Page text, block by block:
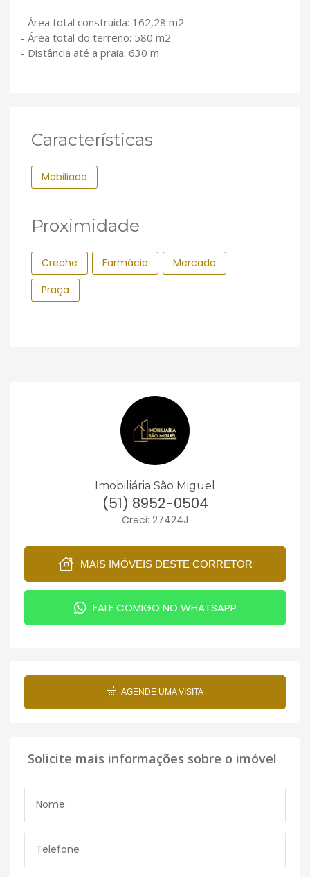
- Área total construída: 162,28 m2
- Área total do terreno: 580 m2
- Distância até a praia: 630 m
Características
Mobiliado
Proximidade
Creche Farmácia
Mercado
Praça
Imobiliária São Miguel
(51) 8952-0504
Creci: 27424J
MAIS IMÓVEIS DESTE CORRETOR
FALE COMIGO NO WHATSAPP
AGENDE UMA VISITA
Solicite mais informações sobre o imóvel